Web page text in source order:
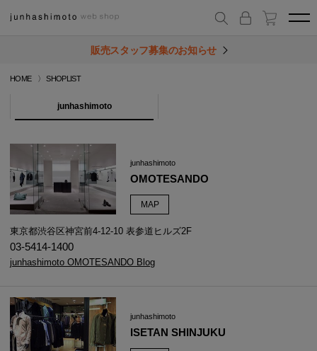
販売スタッフ募集のお知らせ
HOME SHOPLIST
junhashimoto
junhashimoto
OMOTESANDO
MAP
東京都渋谷区神宮前4-12-10 表参道ヒルズ2F
03-5414-1400
junhashimoto OMOTESANDO Blog
junhashimoto
ISETAN SHINJUKU